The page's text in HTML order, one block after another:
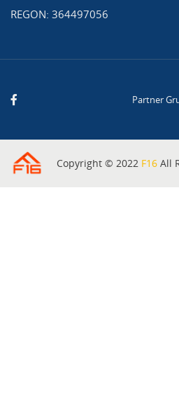
REGON: 364497056
Partner
Copyright © 2022 F16 All